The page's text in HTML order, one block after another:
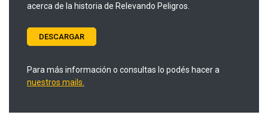
acerca de la historia de Relevando Peligros.
DESCARGAR
Para más información o consultas lo podés hacer a
nuestros mails.